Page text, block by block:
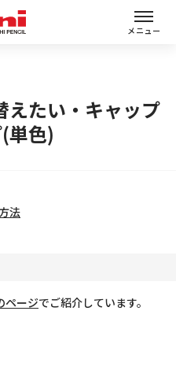
メニュー
えたい・キャップ
単色)
法
ページでご紹介しています。